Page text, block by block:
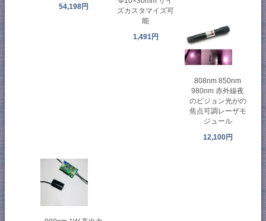
54,198円
ズカスタマイズ可
能
1,491円
808nm 850nm
980nm 赤外線夜
のビジョン光がの
焦点可調レーザモ
ジュール
12,100円